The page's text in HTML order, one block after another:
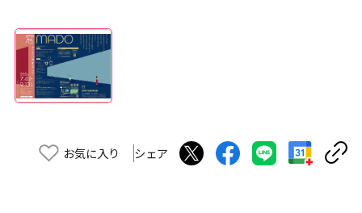
お気に入り シェア